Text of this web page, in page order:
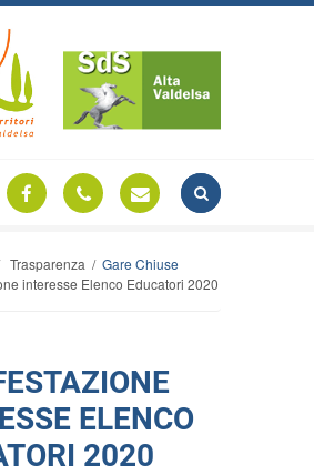
Trasparenza / Gare Chiuse
interesse Elenco Educatori 2020
ELENCO
2020